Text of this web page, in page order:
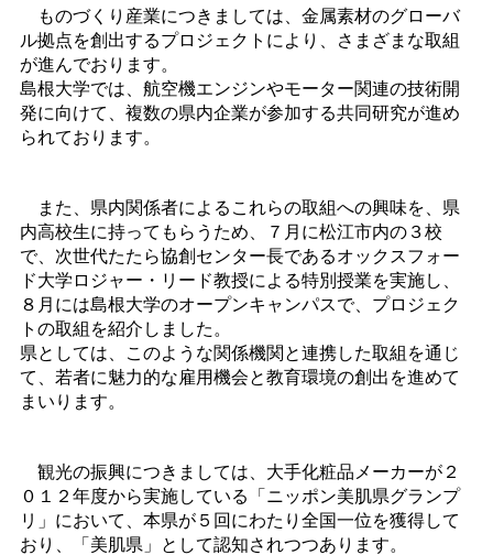
ものづくり産業につきましては、金属素材のグローバ
ル拠点を創出するプロジェクトにより、さまざまな取組
が進んでおります。
島根大学では、航空機エンジンやモーター関連の技術開
発に向けて、複数の県内企業が参加する共同研究が進め
られております。
また、県内関係者によるこれらの取組への興味を、県
内高校生に持ってもらうため、７月に松江市内の３校
で、次世代たたら協創センター長であるオックスフォー
ド大学ロジャー・リード教授による特別授業を実施し、
８月には島根大学のオープンキャンパスで、プロジェク
トの取組を紹介しました。
県としては、このような関係機関と連携した取組を通じ
て、若者に魅力的な雇用機会と教育環境の創出を進めて
まいります。
観光の振興につきましては、大手化粧品メーカーが２
０１２年度から実施している「ニッポン美肌県グランプ
リ」において、本県が５回にわたり全国一位を獲得して
おり、「美肌県」として認知されつつあります。